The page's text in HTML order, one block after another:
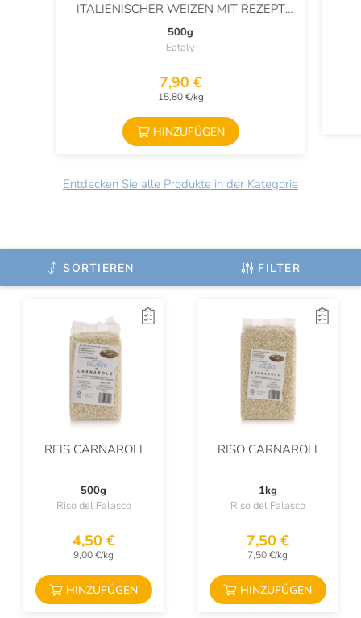
ITALIENISCHER WEIZEN MIT REZEPT
VON CARLO CRACCO
500g
Eataly
7,90 €
15,80 €/kg
HINZUFÜGEN
Entdecken Sie alle Produkte in der Kategorie
SORTIEREN FILTER
REIS CARNAROLI
500g
Riso del Falasco
4,50 €
9,00 €/kg
HINZUFÜGEN
RISO CARNAROLI
1kg
Riso del Falasco
7,50 €
7,50 €/kg
HINZUFÜGEN